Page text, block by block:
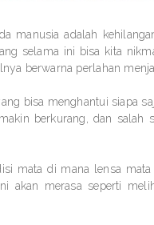
manusia adalah
selama ini bisa kita
berwarna perlahan
bisa menghantui siapa
berkurang, dan salah
mata di mana lensa
akan merasa seperti